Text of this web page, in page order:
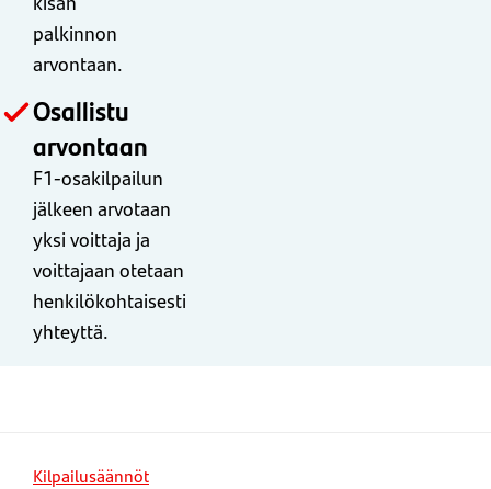
palkinnon
arvontaan.
Osallistu
arvontaan
F1-osakilpailun
jälkeen arvotaan
yksi voittaja ja
voittajaan otetaan
henkilökohtaisesti
yhteyttä.
Kilpailusäännöt